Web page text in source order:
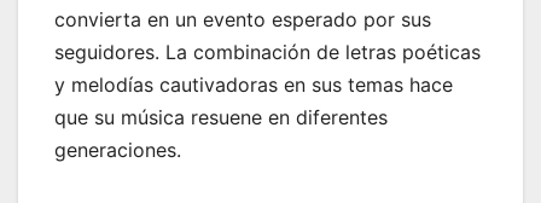
convierta en un evento esperado por sus
seguidores. La combinación de letras poéticas
y melodías cautivadoras en sus temas hace
que su música resuene en diferentes
generaciones.